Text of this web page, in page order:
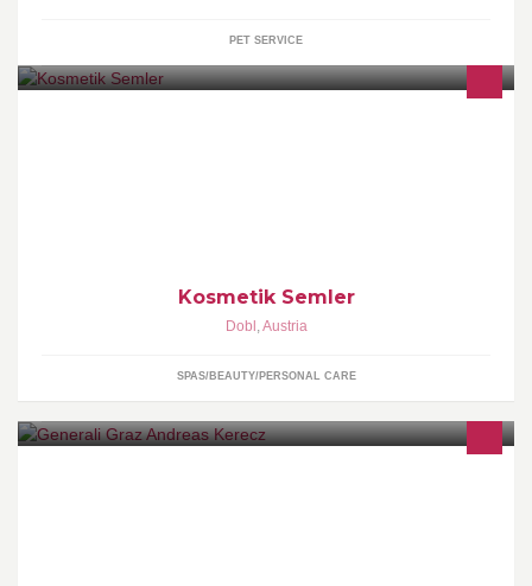
PET SERVICE
Kosmetik Semler
Dobl ,Austria
SPAS/BEAUTY/PERSONAL CARE